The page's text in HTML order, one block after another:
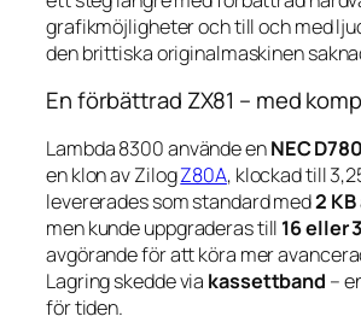
grafikmöjligheter och till och med
den brittiska originalmaskinen
En förbättrad ZX81 – med
Lambda 8300 använde enNEC
en klon av ZilogZ80A, klockad till
levererades som standard med2
men kunde uppgraderas till 16 eller
avgörande för att köra mer
Lagring skedde via kassettband –
för tiden.